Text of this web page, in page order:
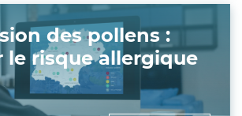
des pollens :
le risque allergique